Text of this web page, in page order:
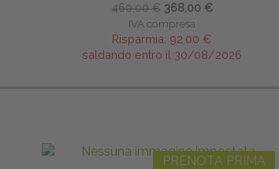
460,00 € 368,00 €
IVA compresa
Risparmia: 92,00 €
saldando entro il 30/08/2026
PRENOTA PRIMA